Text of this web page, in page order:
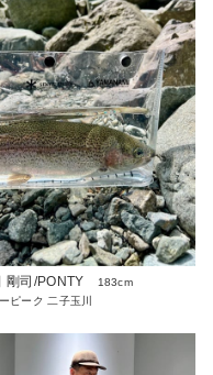
剛司/PONTY
183cm
ピーク 二子玉川